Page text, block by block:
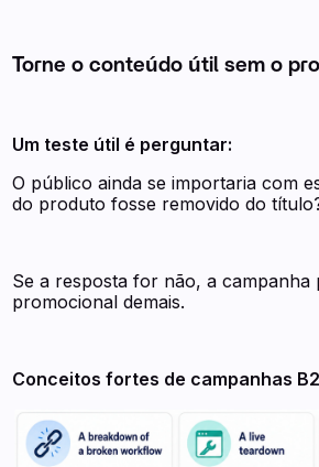
Torne o conteúdo útil sem o
Um teste útil é perguntar:
O público ainda se importaria com
do produto fosse removido do
Se a resposta for não, a campanha
promocional demais.
Conceitos fortes de campanhas